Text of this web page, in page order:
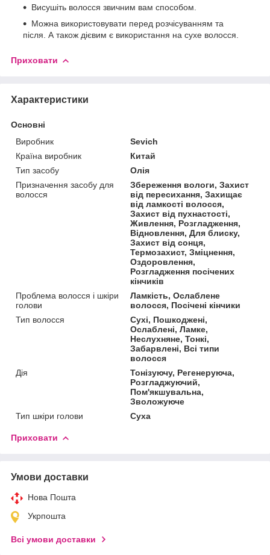
Висушіть волосся звичним вам способом.
Можна використовувати перед розчісуванням та
після. А також дієвим є використання на сухе волосся.
Приховати
Характеристики
Основні
Виробник
Sevich
Країна виробник
Китай
Тип засобу
Олія
Призначення засобу для
волосся
Збереження вологи, Захист
від пересихання, Захищає
від ламкості волосся,
Захист від пухнастості,
Живлення, Розгладження,
Відновлення, Для блиску,
Захист від сонця,
Термозахист, Зміцнення,
Оздоровлення,
Розгладження посічених
кінчиків
Проблема волосся і шкіри
голови
Ламкість, Ослаблене
волосся, Посічені кінчики
Тип волосся
Сухі, Пошкоджені,
Ослаблені, Ламке,
Неслухняне, Тонкі,
Забарвлені, Всі типи
волосся
Дія
Тонізуючу, Регенеруюча,
Розгладжуючий,
Пом'якшувальна,
Зволожуюче
Тип шкіри голови
Суха
Приховати
Умови доставки
Нова Пошта
Укрпошта
Всі умови доставки